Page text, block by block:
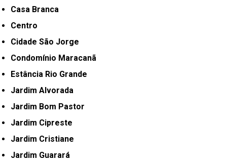
Casa Branca
Centro
Cidade São Jorge
Condomínio Maracanã
Estância Rio Grande
Jardim Alvorada
Jardim Bom Pastor
Jardim Cipreste
Jardim Cristiane
Jardim Guarará